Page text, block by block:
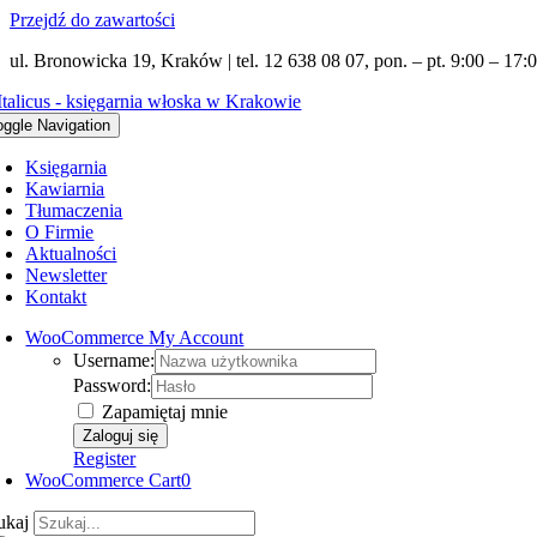
Przejdź do zawartości
ul. Bronowicka 19, Kraków | tel. 12 638 08 07, pon. – pt. 9:00 –
Navigation
Księgarnia
Kawiarnia
Tłumaczenia
O Firmie
Aktualności
Newsletter
Kontakt
WooCommerce My Account
Username:
Password:
Zapamiętaj mnie
Register
WooCommerce Cart0